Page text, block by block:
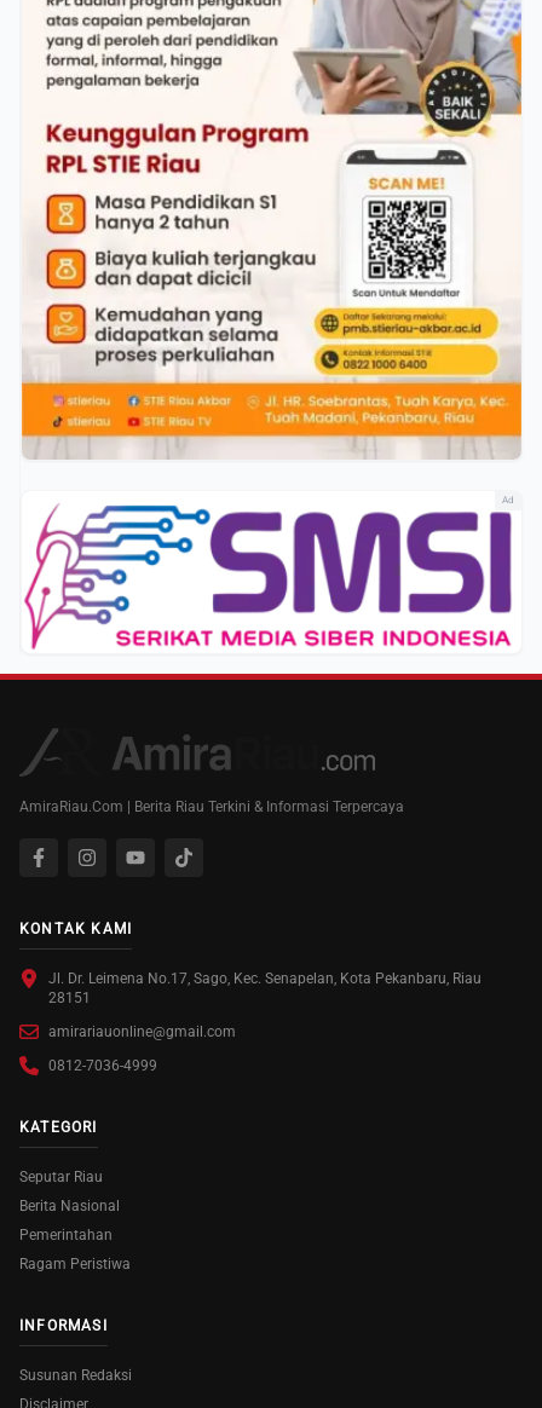
Ad
AmiraRiau.Com | Berita Riau Terkini & Informasi Terpercaya
KONTAK KAMI
Jl. Dr. Leimena No.17, Sago, Kec. Senapelan, Kota Pekanbaru, Riau
28151
amirariauonline@gmail.com
0812-7036-4999
KATEGORI
Seputar Riau
Berita Nasional
Pemerintahan
Ragam Peristiwa
INFORMASI
Susunan Redaksi